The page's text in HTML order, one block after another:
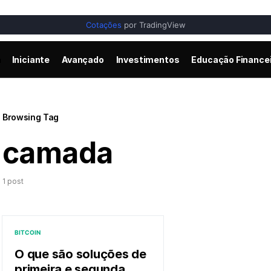
Cotações por TradingView
Iniciante Avançado Investimentos Educação
Browsing Tag
camada
1 post
BITCOIN
O que são soluções de